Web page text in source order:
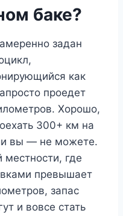
баке?
задан
как
проедет
Хорошо,
300+ км на
вы — не можете.
местности, где
превышает
запас
и вовсе стать